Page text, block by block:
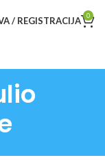
/ REGISTRACIJA 0